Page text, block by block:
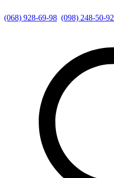
(068) 928-69-98 (098) 248-50-92